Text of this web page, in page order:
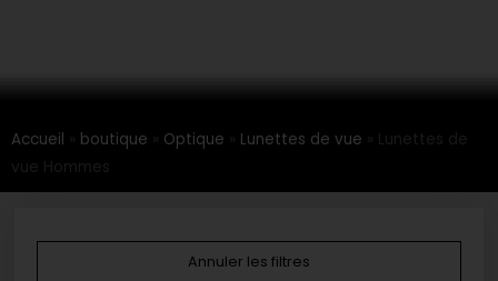
Accueil » boutique » Optique » Lunettes de vue » Lunettes de
vue Hommes
Annuler les filtres